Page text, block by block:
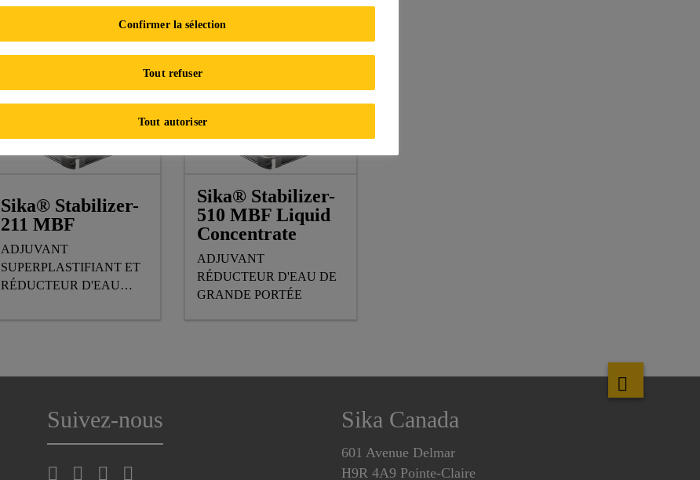
Sika® Stabilizer-
211 MBF
ADJUVANT
SUPERPLASTIFIANT ET
RÉDUCTEUR D'EAU
Sika® Stabilizer-
510 MBF Liquid
Concentrate
ADJUVANT
RÉDUCTEUR D'EAU DE
GRANDE PORTÉE
Suivez-nous Sika Canada
601 Avenue Delmar
H9R 4A9 Pointe-Claire
Confirmer la sélection
Tout refuser
Tout autoriser